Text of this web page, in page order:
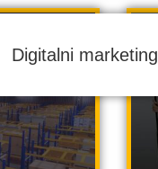
Digitalni marketing